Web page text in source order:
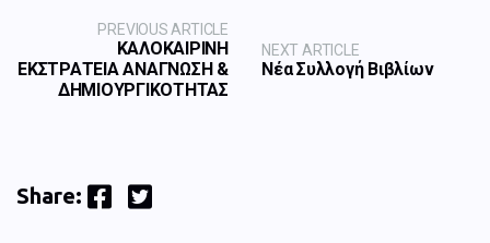
PREVIOUS ARTICLE
ΚΑΛΟΚΑΙΡΙΝΗ
ΕΚΣΤΡΑΤΕΙΑ ΑΝΑΓΝΩΣΗ &
ΔΗΜΙΟΥΡΓΙΚΟΤΗΤΑΣ
NEXT ARTICLE
Νέα Συλλογή Βιβλίων
Share: Facebook Twitter